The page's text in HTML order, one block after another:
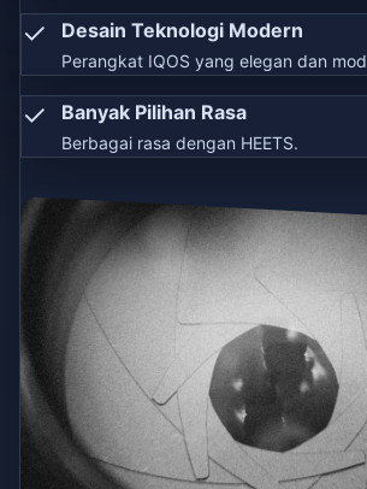
✓ Desain Teknologi Modern
Perangkat IQOS yang elegan dan
✓ Banyak Pilihan Rasa
Berbagai rasa dengan HEETS.